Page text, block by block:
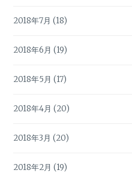
2018年7月 (18)
2018年6月 (19)
2018年5月 (17)
2018年4月 (20)
2018年3月 (20)
2018年2月 (19)